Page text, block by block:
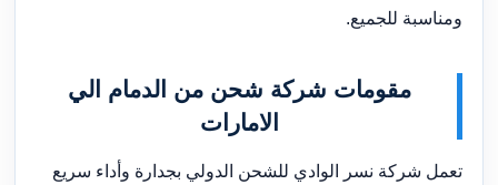
ومناسبة للجميع.
مقومات شركة شحن من الدمام الي
الامارات
تعمل شركة نسر الوادي للشحن الدولي بجدارة وأداء سريع